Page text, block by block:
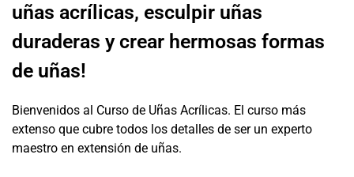
uñas acrílicas, esculpir uñas
duraderas y crear hermosas formas
de uñas!
Bienvenidos al Curso de Uñas Acrílicas. El curso más
extenso que cubre todos los detalles de ser un experto
maestro en extensión de uñas.